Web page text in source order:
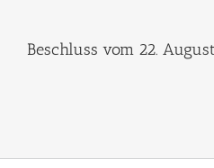
Beschluss vom 22.